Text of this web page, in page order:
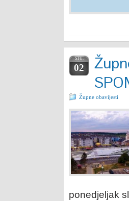
STU.
02
Župne obavijesti
ponedjeljak